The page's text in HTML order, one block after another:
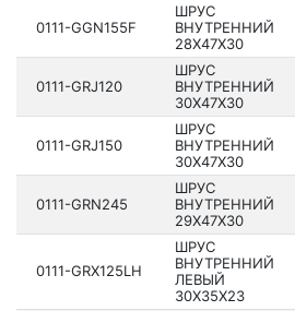
0111-GGN155F
ШРУС
ВНУТРЕННИЙ
28X47X30
0111-GRJ120
ШРУС
ВНУТРЕННИЙ
30X47X30
0111-GRJ150
ШРУС
ВНУТРЕННИЙ
30X47X30
0111-GRN245
ШРУС
ВНУТРЕННИЙ
29X47X30
0111-GRX125LH
ШРУС
ВНУТРЕННИЙ
ЛЕВЫЙ
30X35X23